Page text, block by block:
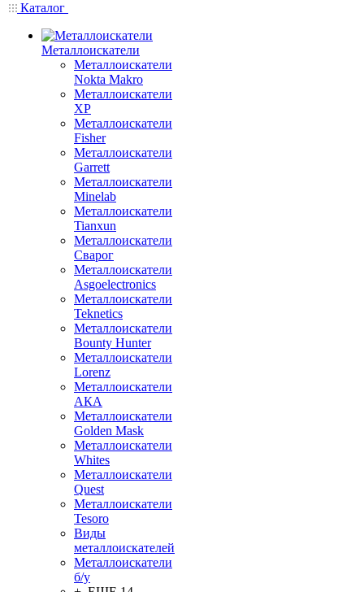
Каталог
Металлоискатели
Металлоискатели
Nokta Makro
Металлоискатели
XP
Металлоискатели
Fisher
Металлоискатели
Garrett
Металлоискатели
Minelab
Металлоискатели
Tianxun
Металлоискатели
Сварог
Металлоискатели
Asgoelectronics
Металлоискатели
Teknetics
Металлоискатели
Bounty Hunter
Металлоискатели
Lorenz
Металлоискатели
АКА
Металлоискатели
Golden Mask
Металлоискатели
Whites
Металлоискатели
Quest
Металлоискатели
Tesoro
Виды
металлоискателей
Металлоискатели
б/у